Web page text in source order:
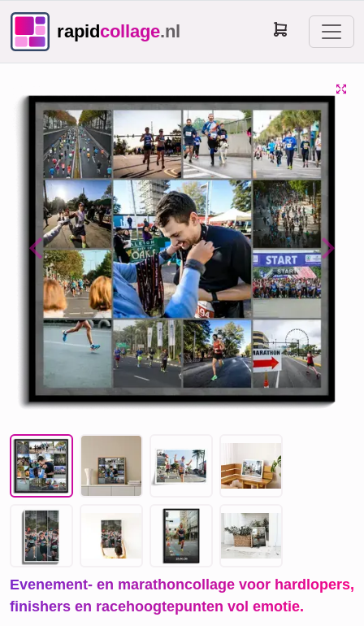
rapidcollage.nl
Previous Next
Evenement- en marathoncollage voor hardlopers,
finishers en racehoogtepunten vol emotie.